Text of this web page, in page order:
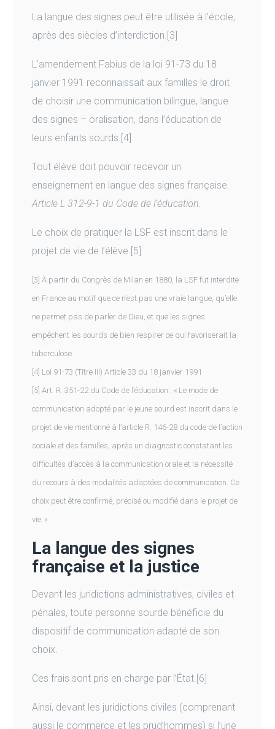
La langue des signes peut être utilisée à l’école,
après des siècles d’interdiction.[3]
L’amendement Fabius de la loi 91-73 du 18
janvier 1991 reconnaissait aux familles le droit
de choisir une communication bilingue, langue
des signes – oralisation, dans l’éducation de
leurs enfants sourds.[4]
Tout élève doit pouvoir recevoir un
enseignement en langue des signes française.
Article L 312-9-1 du Code de l’éducation.
Le choix de pratiquer la LSF est inscrit dans le
projet de vie de l’élève.[5]
[3] À partir du Congrès de Milan en 1880, la LSF fut interdite
en France au motif que ce n’est pas une vraie langue, qu’elle
ne permet pas de parler de Dieu, et que les signes
empêchent les sourds de bien respirer ce qui favoriserait la
tuberculose.
[4] Loi 91-73 (Titre III) Article 33 du 18 janvier 1991
[5] Art. R. 351-22 du Code de l’éducation : « Le mode de
communication adopté par le jeune sourd est inscrit dans le
projet de vie mentionné à l’article R. 146-28 du code de l’action
sociale et des familles, après un diagnostic constatant les
difficultés d’accès à la communication orale et la nécessité
du recours à des modalités adaptées de communication. Ce
choix peut être confirmé, précisé ou modifié dans le projet de
vie. »
La langue des signes
française et la justice
Devant les juridictions administratives, civiles et
pénales, toute personne sourde bénéficie du
dispositif de communication adapté de son
choix.
Ces frais sont pris en charge par l’État.[6]
Ainsi, devant les juridictions civiles (comprenant
aussi le commerce et les prud’hommes) si l’une